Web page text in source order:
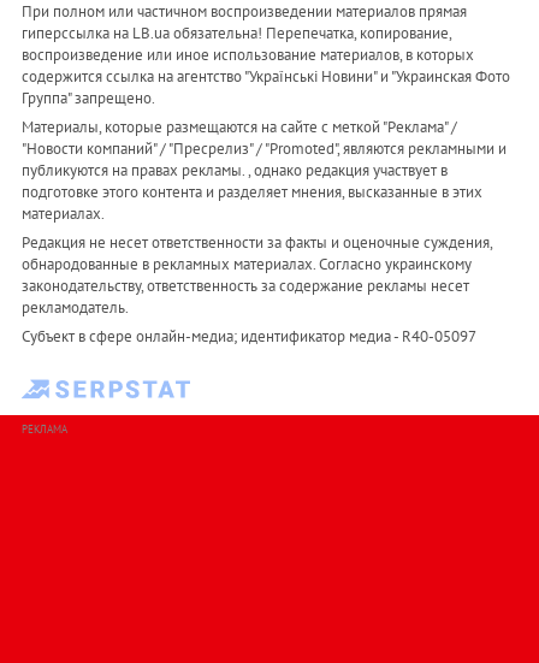
При полном или частичном воспроизведении материалов прямая
гиперссылка на LB.ua обязательна! Перепечатка, копирование,
воспроизведение или иное использование материалов, в которых
содержится ссылка на агентство "Українськi Новини" и "Украинская Фото
Группа" запрещено.
Материалы, которые размещаются на сайте с меткой "Реклама" /
"Новости компаний" / "Пресрелиз" / "Promoted", являются рекламными и
публикуются на правах рекламы. , однако редакция участвует в
подготовке этого контента и разделяет мнения, высказанные в этих
материалах.
Редакция не несет ответственности за факты и оценочные суждения,
обнародованные в рекламных материалах. Согласно украинскому
законодательству, ответственность за содержание рекламы несет
рекламодатель.
Субъект в сфере онлайн-медиа; идентификатор медиа - R40-05097
РЕКЛАМА